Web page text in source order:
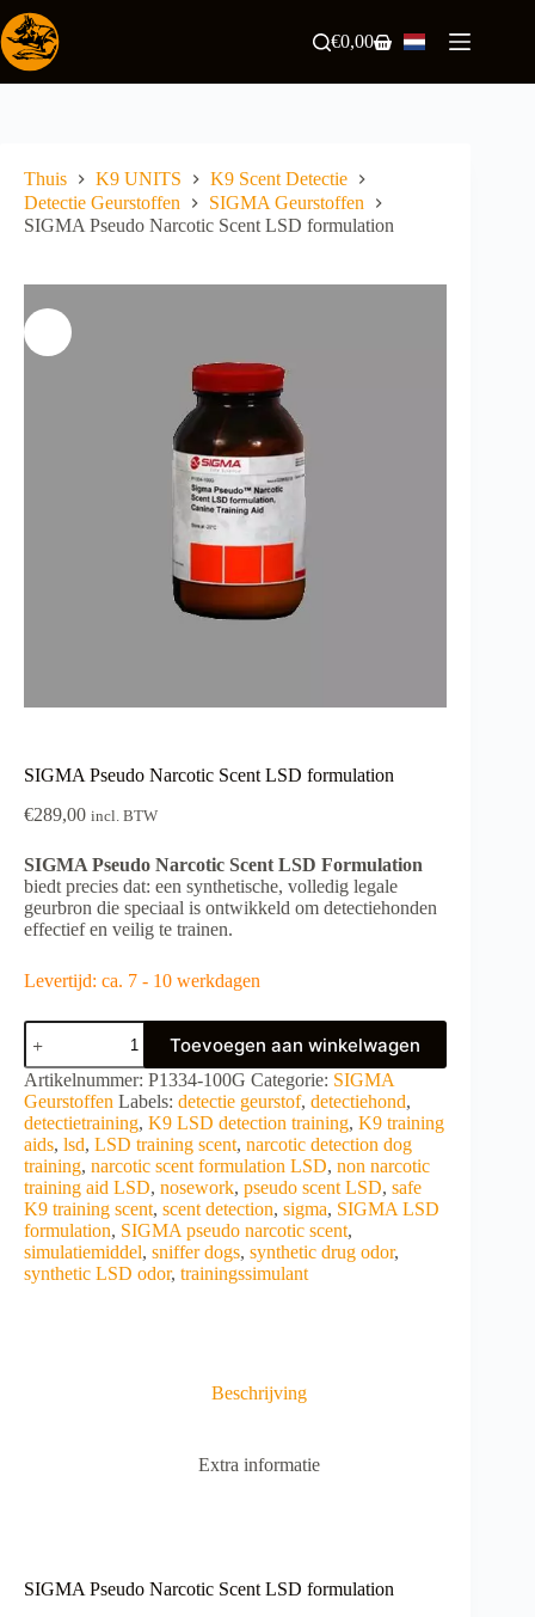
naar
de
inhoud
Winkelwagen
€0,00
Thuis K9 UNITS
K9 Scent Detectie
Detectie Geurstoffen
SIGMA Geurstoffen
SIGMA Pseudo Narcotic Scent LSD formulation
SIGMA Pseudo Narcotic Scent LSD formulation
€289,00 incl. BTW
SIGMA Pseudo Narcotic Scent LSD Formulation
biedt precies dat: een synthetische, volledig legale
geurbron die speciaal is ontwikkeld om detectiehonden
effectief en veilig te trainen.
Levertijd: ca. 7 - 10 werkdagen
SIGMA
Pseudo
Narcotic
Scent
LSD
formulation
aantal
Toevoegen aan winkelwagen
A
l
t
e
r
n
a
t
i
v
Artikelnummer: P1334-100G Categorie: SIGMA
Geurstoffen Labels: detectie geurstof, detectiehond,
detectietraining, K9 LSD detection training, K9 training
aids, lsd, LSD training scent, narcotic detection dog
training, narcotic scent formulation LSD, non narcotic
training aid LSD, nosework, pseudo scent LSD, safe
K9 training scent, scent detection, sigma, SIGMA LSD
formulation, SIGMA pseudo narcotic scent,
simulatiemiddel, sniffer dogs, synthetic drug odor,
synthetic LSD odor, trainingssimulant
Beschrijving
Extra informatie
SIGMA Pseudo Narcotic Scent LSD formulation